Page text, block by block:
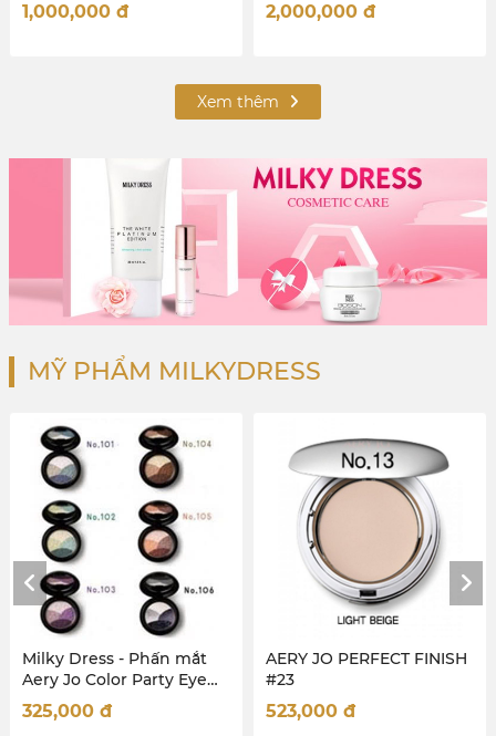
2,000,000 50,000,000
Xem thêm
MỸ PHẨM MILKYDRESS
mắt
Eye
Green
AERY JO PERFECT FINISH
#23
Milky Dress -